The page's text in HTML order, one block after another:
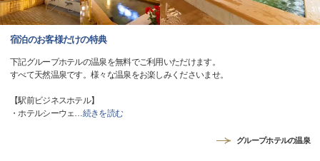
宿泊のお客様だけの特典
下記グループホテルの温泉を無料でご利用いただけます。
すべて天然温泉です。様々な温泉をお楽しみくださいませ。
【駅前ビジネスホテル】
・ホテルシーウェ…続きを読む
グループホテルの温泉